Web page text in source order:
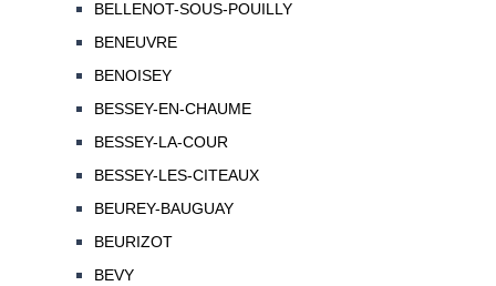
BELLENOT-SOUS-POUILLY
BENEUVRE
BENOISEY
BESSEY-EN-CHAUME
BESSEY-LA-COUR
BESSEY-LES-CITEAUX
BEUREY-BAUGUAY
BEURIZOT
BEVY